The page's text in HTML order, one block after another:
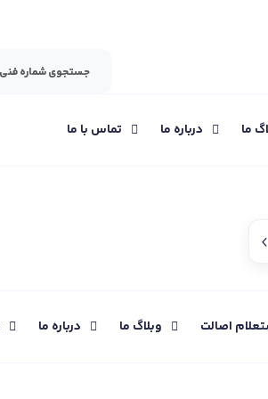
ما درباره ما تماس با ما
اصالت وبلاگ ما درباره ما